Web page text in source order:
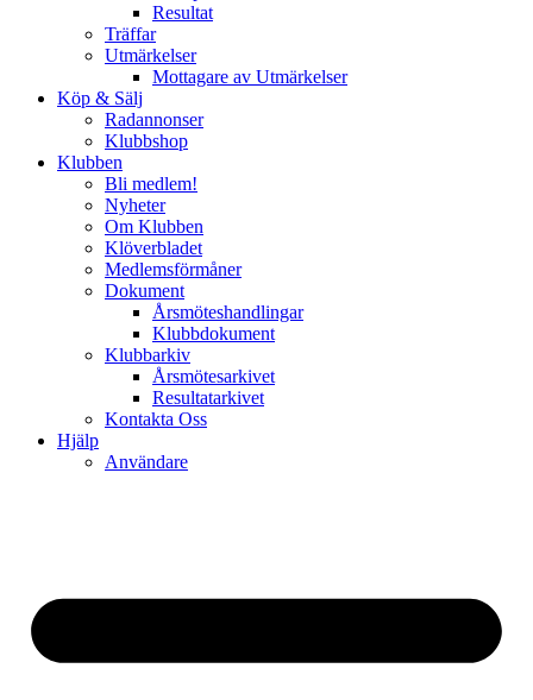
Resultat
Träffar
Utmärkelser
Mottagare av Utmärkelser
Köp & Sälj
Radannonser
Klubbshop
Klubben
Bli medlem!
Nyheter
Om Klubben
Klöverbladet
Medlemsförmåner
Dokument
Årsmöteshandlingar
Klubbdokument
Klubbarkiv
Årsmötesarkivet
Resultatarkivet
Kontakta Oss
Hjälp
Användare